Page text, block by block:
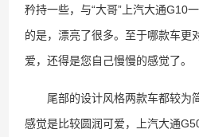
矜持一些，与“大哥”上汽大通G10
的是，漂亮了很多。至于哪款车更
爱，还得是您自己慢慢的感觉了。
尾部的设计风格两款车都较为
感觉是比较圆润可爱，上汽大通